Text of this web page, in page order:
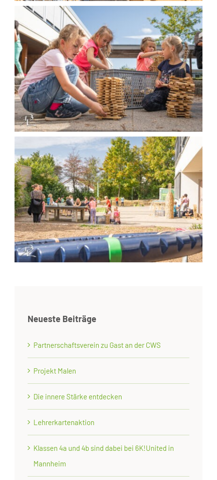
Neueste Beiträge
Partnerschaftsverein zu Gast an der CWS
Projekt Malen
Die innere Stärke entdecken
Lehrerkartenaktion
Klassen 4a und 4b sind dabei bei 6K!United in
Mannheim